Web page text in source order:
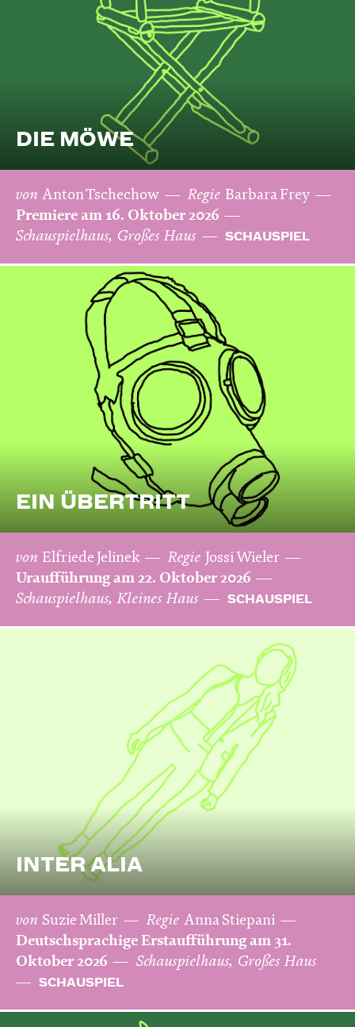
DIE MÖWE
von Anton Tschechow Regie Barbara Frey
Premiere am 16. Oktober 2026
Schauspielhaus, Großes Haus
SCHAUSPIEL
EIN ÜBERTRITT
von Elfriede Jelinek Regie Jossi Wieler
Uraufführung am 22. Oktober 2026
Schauspielhaus, Kleines Haus
SCHAUSPIEL
INTER ALIA
von Suzie Miller Regie Anna Stiepani
Deutschsprachige Erstaufführung am 31.
Oktober 2026
Schauspielhaus, Großes Haus
SCHAUSPIEL